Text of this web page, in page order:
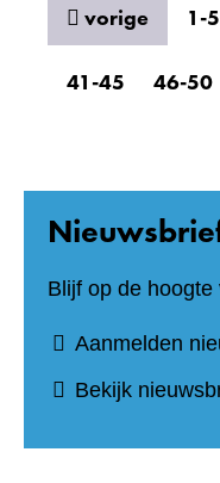
vorige 1-5
41-45 46-50
Blijf op de
Aanmelden
Bekijk